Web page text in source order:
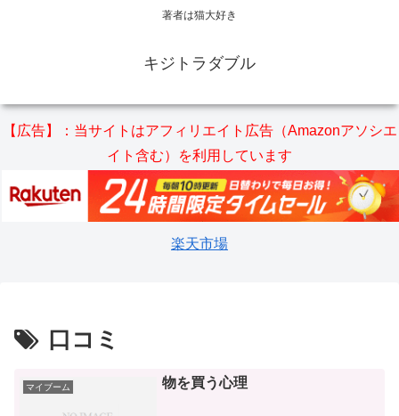
著者は猫大好き
キジトラダブル
【広告】：当サイトはアフィリエイト広告（Amazonアソシエ
イト含む）を利用しています
楽天市場
口コミ
マイブーム 物を買う心理